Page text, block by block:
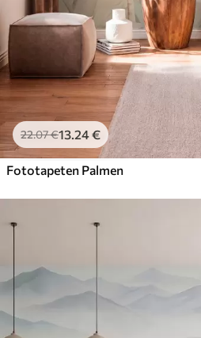
22.07€13.24€
Fototapeten Palmen